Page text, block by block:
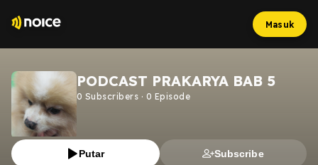
Masuk
PODCAST PRAKARYA BAB 5
0 Subscribers · 0 Episode
Putar Subscribe